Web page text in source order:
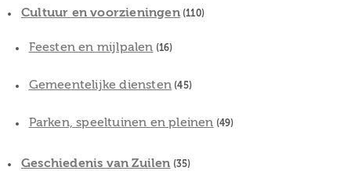
Cultuur en voorzieningen(110)
Feesten en mijlpalen (16)
Gemeentelijke diensten (45)
Parken, speeltuinen en pleinen (49)
Geschiedenis van Zuilen (35)